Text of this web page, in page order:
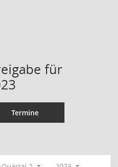
für
Termine